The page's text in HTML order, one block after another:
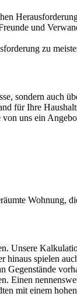
und
zu
sondern auch
für Ihre
uns ein
Wohnung,
Unsere
hinaus spielen
Gegenstände
Einen
mit einem